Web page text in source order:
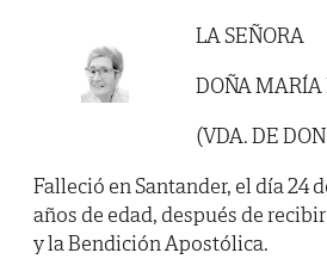
LA SEÑORA
DOÑA MARÍA
(VDA. DE
Falleció en Santander, el día 24
años de edad, después de
y la Bendición Apostólica.